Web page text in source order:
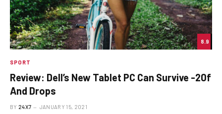
8.9
SPORT
Review: Dell’s New Tablet PC Can Survive -20f
And Drops
BY 24X7 JANUARY 15, 2021